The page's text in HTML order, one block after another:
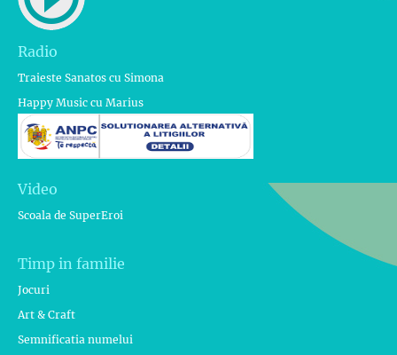
Radio
Traieste Sanatos cu Simona
Happy Music cu Marius
Video
Scoala de SuperEroi
Timp in familie
Jocuri
Art & Craft
Semnificatia numelui